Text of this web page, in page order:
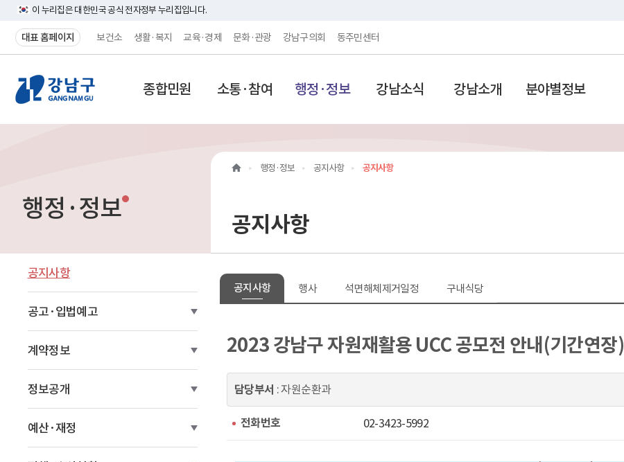
이 누리집은 대한민국 공식 전자정부 누리집입니다.
대표 홈페이지 보건소 생활·복지 교육·경제 문화·관광 강남구의회 동주민센터
강
남
페
이
지
메
인
이
동
종합민원 소통·참여 행정·정보 강남소식 강남소개 분야별정보
행정·정보
공지사항
공고·입법예고
계약정보
정보공개
예산·재정
행정·정보 공지사항 공지사항
공지사항
공지사항 행사 석면해체제거일정 구내식당
2023 강남구 자원재활용 UCC 공모전 안내(기간연장)
담당부서 : 자원순환과
전화번호 02-3423-5992